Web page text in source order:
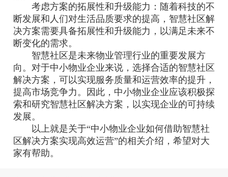
考虑方案的拓展性和升级能力：随着科技的不
断发展和人们对生活品质要求的提高，智慧社区解
决方案需要具备拓展性和升级能力，以满足未来不
断变化的需求。
智慧社区是未来物业管理行业的重要发展方
向。对于中小物业企业来说，选择合适的智慧社区
解决方案，可以实现服务质量和运营效率的提升，
提高市场竞争力。因此，中小物业企业应该积极探
索和研究智慧社区解决方案，以实现企业的可持续
发展。
以上就是关于“中小物业企业如何借助智慧社
区解决方案实现高效运营”的相关介绍，希望对大
家有帮助。